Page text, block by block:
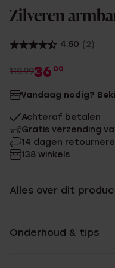
Zilveren
4.50 (2)
119.9936 00
Vandaag nodig?
Achteraf betalen
Gratis verzending
14 dagen
138 winkels
Alles over dit
Onderhoud & tips